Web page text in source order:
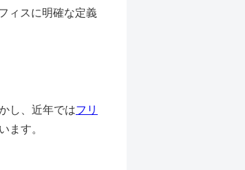
ィスに明確な定義
し、近年ではフリ
ます。